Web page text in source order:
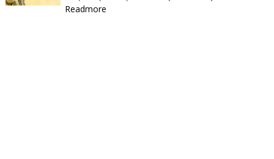
Readmore